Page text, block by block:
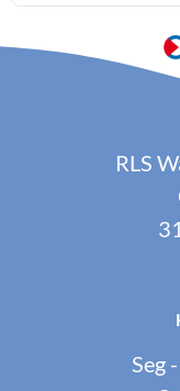
RLS
Seg